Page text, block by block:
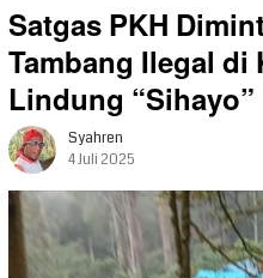
Satgas PKH
Tambang Ilegal di
Lindung “Sihayo”
Syahren
4 Juli 2025